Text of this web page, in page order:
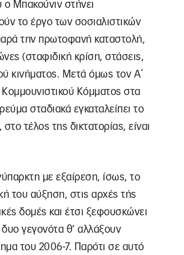
ο Μπακούνιν στήνει
το έργο των σοσιαλιστικών
παρά την πρωτοφανή καταστολή,
(σταφιδική κρίση, στάσεις,
κινήματος. Μετά όμως τον Α΄
Κόμματος στα
σταδιακά εγκαταλείπει το
τέλος της δικτατορίας, είναι
με εξαίρεση, ίσως, το
του αύξηση, στις αρχές τής
δομές και έτσι ξεφουσκώνει
γεγονότα θ’ αλλάξουν
του 2006-7. Παρότι σε αυτό